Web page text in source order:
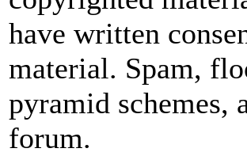
have written
material. Spam,
pyramid schemes,
forum.